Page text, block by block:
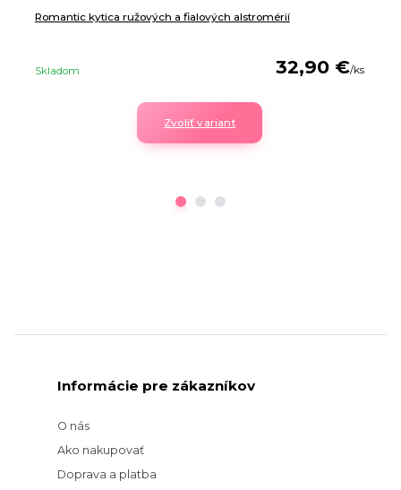
Romantic kytica ružových a fialových alstromérií
32,90 €/ks
Skladom
Zvoliť variant
Informácie pre zákazníkov
O nás
Ako nakupovať
Doprava a platba